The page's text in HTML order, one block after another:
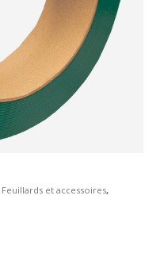
Feuillards et accessoires,